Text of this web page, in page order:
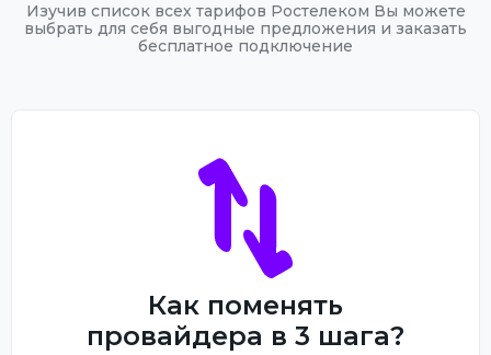
Изучив список всех тарифов Ростелеком Вы можете
выбрать для себя выгодные предложения и заказать
бесплатное подключение
Как поменять
провайдера в 3 шага?